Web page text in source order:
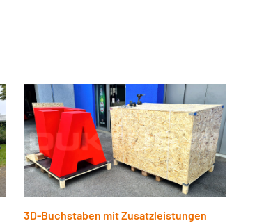
3D-Buchstaben mit Zusatzleistungen